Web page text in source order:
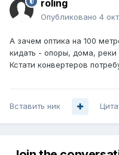
roling
Опубликовано 4
А зачем оптика на 100
кидать - опоры, дома, реки
Кстати конвертеров
Вставить ник